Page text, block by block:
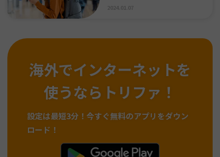
海外でインターネットを
使うならトリファ！
設定は最短3分！ 今すぐ無料のアプリをダウン
ロード！